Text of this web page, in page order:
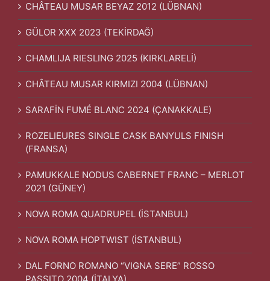
CHÂTEAU MUSAR BEYAZ 2012 (LÜBNAN)
GÜLOR XXX 2023 (TEKİRDAĞ)
CHAMLIJA RIESLING 2025 (KIRKLARELİ)
CHÂTEAU MUSAR KIRMIZI 2004 (LÜBNAN)
SARAFİN FUMÉ BLANC 2024 (ÇANAKKALE)
ROZELIEURES SINGLE CASK BANYULS FINISH
(FRANSA)
PAMUKKALE NODUS CABERNET FRANC – MERLOT
2021 (GÜNEY)
NOVA ROMA QUADRUPEL (İSTANBUL)
NOVA ROMA HOPTWIST (İSTANBUL)
DAL FORNO ROMANO “VIGNA SERE” ROSSO